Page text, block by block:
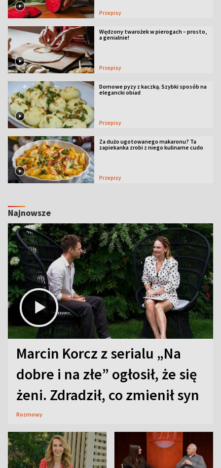
Przepisy
Wędzony twarożek w pierogach – prosto,
a genialnie!
Przepisy
Domowe pyzy z kaczką. Szybki sposób na
elegancki obiad
Przepisy
Za dużo ugotowanego makaronu? Ta
zapiekanka zrobi z niego kulinarne cudo
Przepisy
Najnowsze
Marcin Korcz z serialu „Na
dobre i na złe” ogłosił, że się
żeni. Zdradził, co zmienił syn
Rozmowy